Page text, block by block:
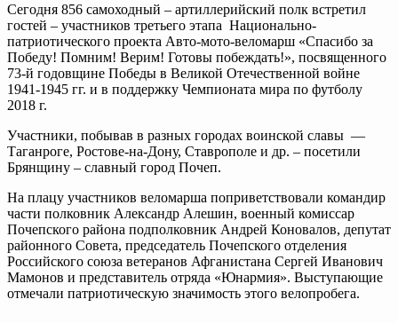
Сегодня 856 самоходный – артиллерийский полк встретил
гостей – участников третьего этапа Национально-
патриотического проекта Авто-мото-веломарш «Спасибо за
Победу! Помним! Верим! Готовы побеждать!», посвященного
73-й годовщине Победы в Великой Отечественной войне
1941-1945 гг. и в поддержку Чемпионата мира по футболу
2018 г.
Участники, побывав в разных городах воинской славы —
Таганроге, Ростове-на-Дону, Ставрополе и др. – посетили
Брянщину – славный город Почеп.
На плацу участников веломарша поприветствовали командир
части полковник Александр Алешин, военный комиссар
Почепского района подполковник Андрей Коновалов, депутат
районного Совета, председатель Почепского отделения
Российского союза ветеранов Афганистана Сергей Иванович
Мамонов и представитель отряда «Юнармия». Выступающие
отмечали патриотическую значимость этого велопробега.